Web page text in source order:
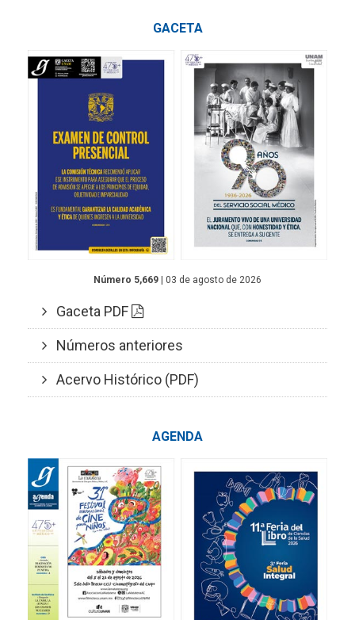
GACETA
Número 5,669 | 03 de agosto de 2026
Gaceta PDF
Números anteriores
Acervo Histórico (PDF)
AGENDA